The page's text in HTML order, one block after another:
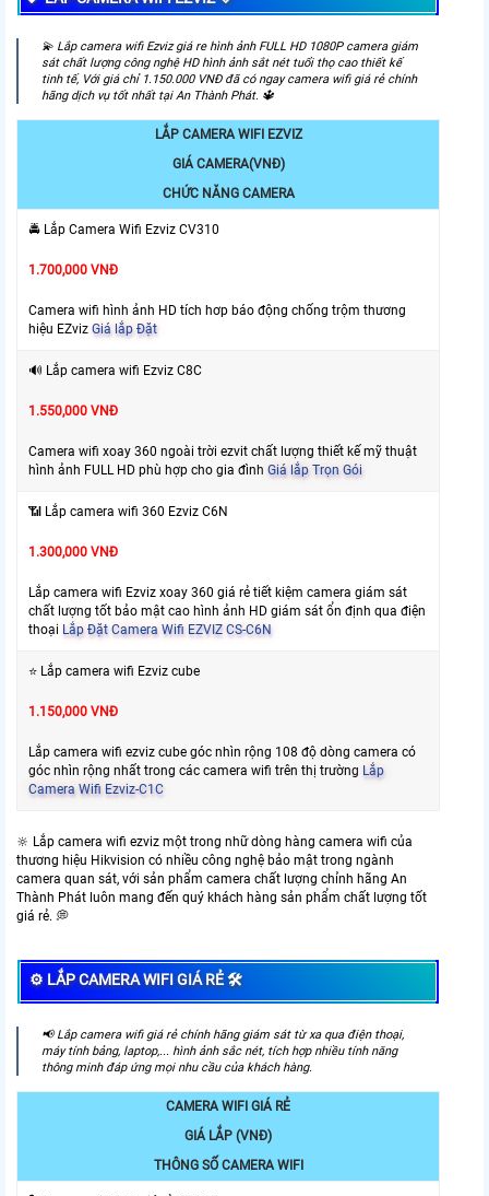
️💫 ️Lắp camera wifi Ezviz giá re hình ảnh FULL HD 1080P camera giám
sát chất lượng công nghệ HD hình ảnh sắt nét tuổi thọ cao thiết kế
tinh tế, Với giá chỉ 1.150.000 VNĐ đã có ngay camera wifi giá rẻ chính
hãng dịch vụ tốt nhất tại An Thành Phát. 🔱
LẮP CAMERA WIFI EZVIZ
GIÁ CAMERA(VNĐ)
CHỨC NĂNG CAMERA
🚔 Lắp Camera Wifi Ezviz CV310
1.700,000 VNĐ
Camera wifi hình ảnh HD tích hơp báo động chống trộm thương
hiệu EZviz Giá lắp Đặt
🔊 Lắp camera wifi Ezviz C8C
1.550,000 VNĐ
Camera wifi xoay 360 ngoài trời ezvit chất lượng thiết kế mỹ thuật
hình ảnh FULL HD phù hợp cho gia đình Giá lắp Trọn Gói
📶 Lắp camera wifi 360 Ezviz C6N
1.300,000 VNĐ
Lắp camera wifi Ezviz xoay 360 giá rẻ tiết kiệm camera giám sát
chất lượng tốt bảo mật cao hình ảnh HD giám sát ổn định qua điện
thoại Lắp Đặt Camera Wifi EZVIZ CS-C6N
⭐ Lắp camera wifi Ezviz cube
1.150,000 VNĐ
Lắp camera wifi ezviz cube góc nhìn rộng 108 độ dòng camera có
góc nhìn rộng nhất trong các camera wifi trên thị trường Lắp
Camera Wifi Ezviz-C1C
🔆 Lắp camera wifi ezviz một trong nhữ dòng hàng camera wifi của
thương hiệu Hikvision có nhiều công nghệ bảo mật trong ngành
camera quan sát, với sản phẩm camera chất lượng chỉnh hãng An
Thành Phát luôn mang đến quý khách hàng sản phẩm chất lượng tốt
giá rẻ. 💭
⚙ LẮP CAMERA WIFI GIÁ RẺ 🛠
️📢 Lắp camera wifi giá rẻ chính hãng giám sát từ xa qua điện thoại,
máy tính bảng, laptop,... hình ảnh sắc nét, tích hợp nhiều tính năng
thông minh đáp ứng mọi nhu cầu của khách hàng.
CAMERA WIFI GIÁ RẺ
GIÁ LẮP (VNĐ)
THÔNG SỐ CAMERA WIFI